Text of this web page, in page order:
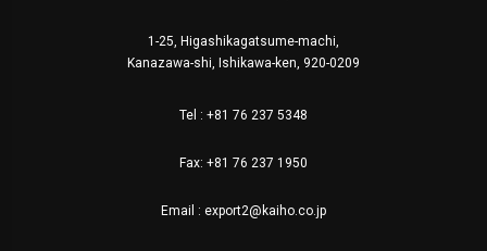
1-25, Higashikagatsume-machi,
Kanazawa-shi, Ishikawa-ken, 920-0209
Tel : +81 76 237 5348
Fax: +81 76 237 1950
Email : export2@kaiho.co.jp